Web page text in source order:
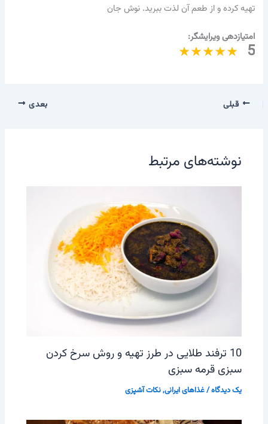
تهیه کرده و از طعم آن لذت ببرید. نوش جان
امتیازدهی ویرایشگر:
5
قبلی بعدی
نوشته‌های مرتبط
10 ترفند طلایی در طرز تهیه و روش سرخ کردن
سبزی قرمه سبزی
یک دیدگاه/غذاهای ایرانی,نکات آشپزی